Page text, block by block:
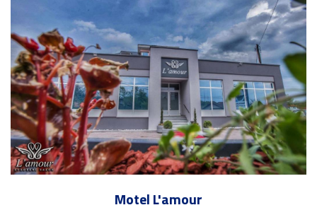
Motel L'amour